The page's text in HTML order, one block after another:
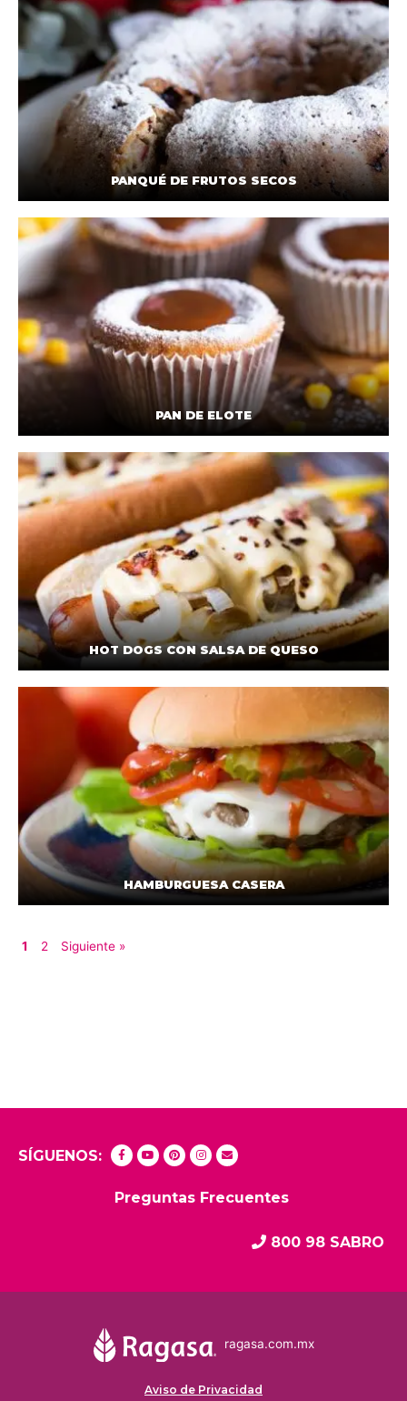
PANQUÉ DE FRUTOS SECOS
PAN DE ELOTE
HOT DOGS CON SALSA DE QUESO
HAMBURGUESA CASERA
1 2 Siguiente »
SÍGUENOS:
Preguntas Frecuentes
800 98 SABRO
ragasa.com.mx
Aviso de Privacidad